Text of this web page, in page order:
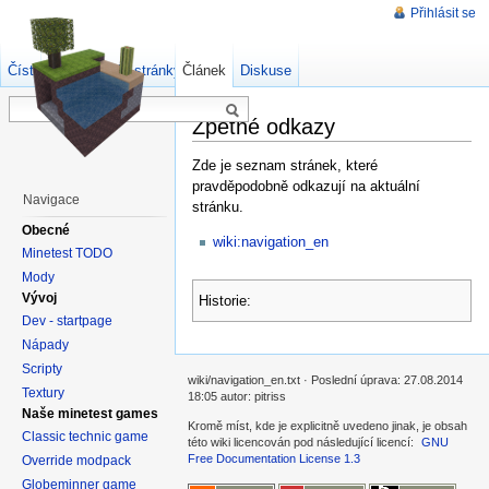
Zpětné odkazy
Zde je seznam stránek, které
pravděpodobně odkazují na aktuální
stránku.
wiki:navigation_en
Historie:
Přihlásit se
Článek Diskuse
Číst Zdrojový kód stránky Starší verze
Navigace
Obecné
Minetest TODO
Mody
Vývoj
Dev - startpage
Nápady
Scripty
Textury
Naše minetest games
Classic technic game
Override modpack
Globeminner game
wiki/navigation_en.txt · Poslední úprava: 27.08.2014
18:05 autor: pitriss
Kromě míst, kde je explicitně uvedeno jinak, je obsah
této wiki licencován pod následující licencí:
GNU
Free Documentation License 1.3